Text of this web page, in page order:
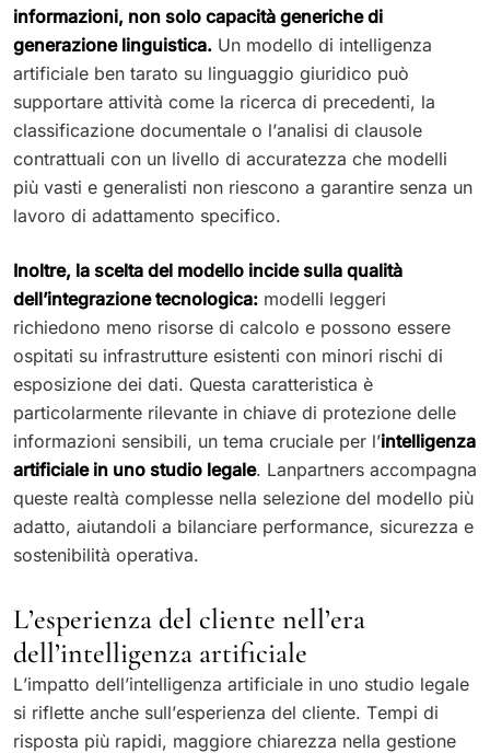
informazioni, non solo capacità generiche di
generazione linguistica. Un modello di intelligenza
artificiale ben tarato su linguaggio giuridico può
supportare attività come la ricerca di precedenti, la
classificazione documentale o l’analisi di clausole
contrattuali con un livello di accuratezza che modelli
più vasti e generalisti non riescono a garantire senza un
lavoro di adattamento specifico.
Inoltre, la scelta del modello incide sulla qualità
dell’integrazione tecnologica: modelli leggeri
richiedono meno risorse di calcolo e possono essere
ospitati su infrastrutture esistenti con minori rischi di
esposizione dei dati. Questa caratteristica è
particolarmente rilevante in chiave di protezione delle
informazioni sensibili, un tema cruciale per l’intelligenza
artificiale in uno studio legale. Lanpartners accompagna
queste realtà complesse nella selezione del modello più
adatto, aiutandoli a bilanciare performance, sicurezza e
sostenibilità operativa.
L’esperienza del cliente nell’era
dell’intelligenza artificiale
L’impatto dell’intelligenza artificiale in uno studio legale
si riflette anche sull’esperienza del cliente. Tempi di
risposta più rapidi, maggiore chiarezza nella gestione